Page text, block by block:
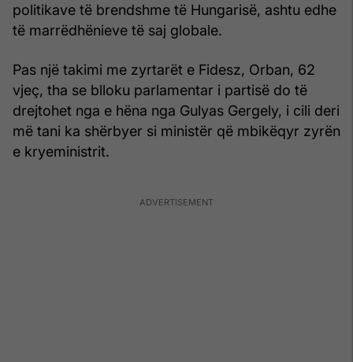
politikave të brendshme të Hungarisë, ashtu edhe
të marrëdhënieve të saj globale.
Pas një takimi me zyrtarët e Fidesz, Orban, 62
vjeç, tha se blloku parlamentar i partisë do të
drejtohet nga e hëna nga Gulyas Gergely, i cili deri
më tani ka shërbyer si ministër që mbikëqyr zyrën
e kryeministrit.